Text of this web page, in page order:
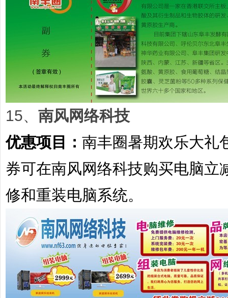
15、 南风网络科技
优惠项目： 南丰圈暑期欢乐大礼
券可在南风网络科技购买电脑立
修和重装电脑系统。